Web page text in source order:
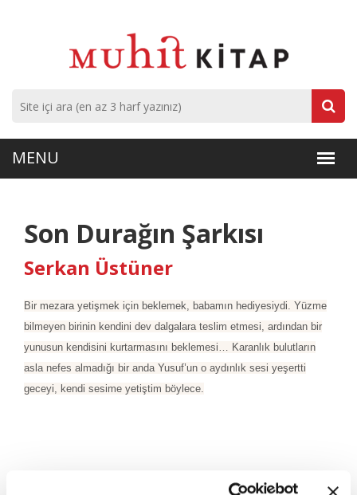
Son Durağın Şarkısı
Serkan Üstüner
Bir mezara yetişmek için beklemek, babamın hediyesiydi. Yüzme
bilmeyen birinin kendini dev dalgalara teslim etmesi, ardından bir
yunusun kendisini kurtarmasını beklemesi… Karanlık bulutların
asla nefes almadığı bir anda Yusuf’un o aydınlık sesi yeşertti
geceyi, kendi sesime yetiştim böylece.